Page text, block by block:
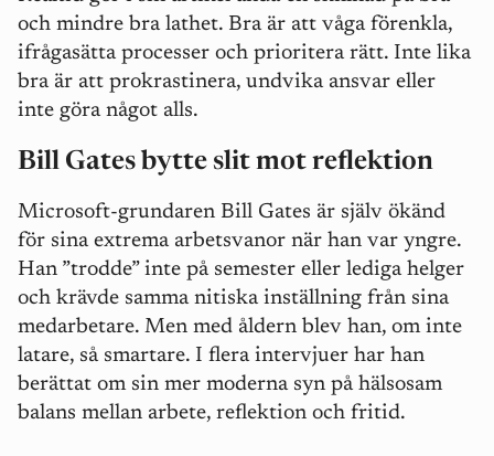
och mindre bra lathet. Bra är att våga förenkla,
ifrågasätta processer och prioritera rätt. Inte lika
bra är att prokrastinera, undvika ansvar eller
inte göra något alls.
Bill Gates bytte slit mot reflektion
Microsoft-grundaren Bill Gates är själv ökänd
för sina extrema arbetsvanor när han var yngre.
Han ”trodde” inte på semester eller lediga helger
och krävde samma nitiska inställning från sina
medarbetare. Men med åldern blev han, om inte
latare, så smartare. I flera intervjuer har han
berättat om sin mer moderna syn på hälsosam
balans mellan arbete, reflektion och fritid.